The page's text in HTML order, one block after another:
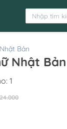
Nhật Bản
Nhật
1